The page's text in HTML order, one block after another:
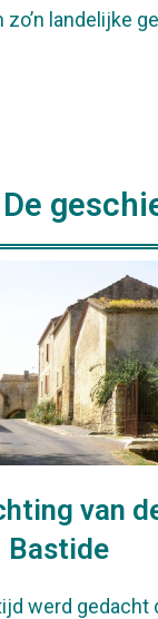
zo’n landelijke
De
van
Bastide
werd gedacht